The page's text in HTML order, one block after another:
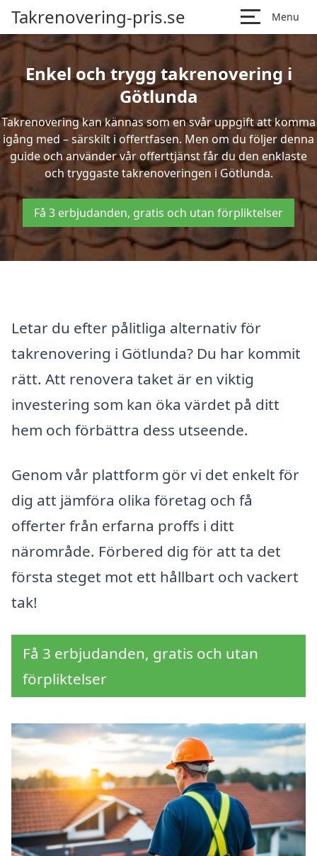
Takrenovering-pris.se Menu
Enkel och trygg takrenovering i
Götlunda
Takrenovering kan kännas som en svår uppgift att komma
igång med – särskilt i offertfasen. Men om du följer denna
guide och använder vår offerttjänst får du den enklaste
och tryggaste takrenoveringen i Götlunda.
Få 3 erbjudanden, gratis och utan förpliktelser
Letar du efter pålitliga alternativ för
takrenovering i Götlunda? Du har kommit
rätt. Att renovera taket är en viktig
investering som kan öka värdet på ditt
hem och förbättra dess utseende.
Genom vår plattform gör vi det enkelt för
dig att jämföra olika företag och få
offerter från erfarna proffs i ditt
närområde. Förbered dig för att ta det
första steget mot ett hållbart och vackert
tak!
Få 3 erbjudanden, gratis och utan
förpliktelser